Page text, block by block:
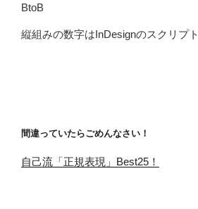
BtoB
縦組みの数字はInDesignのスクリプト
間違っていたらごめんなさい！
自己流「正規表現」Best25！